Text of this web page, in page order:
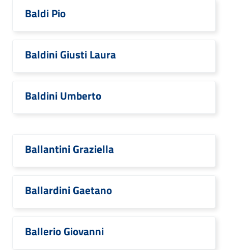
Baldi Pio
Baldini Giusti Laura
Baldini Umberto
Ballantini Graziella
Ballardini Gaetano
Ballerio Giovanni